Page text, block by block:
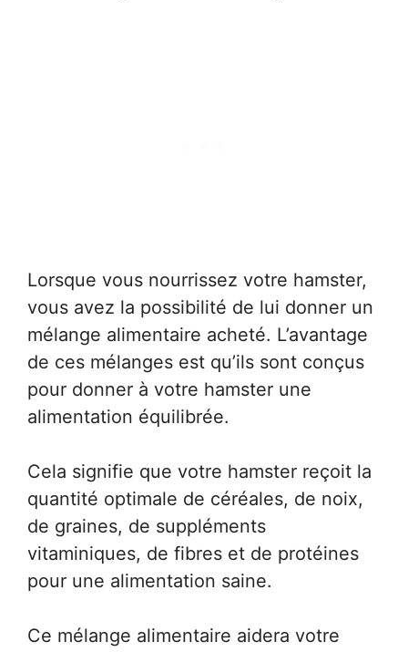
Lorsque vous nourrissez votre hamster,
vous avez la possibilité de lui donner un
mélange alimentaire acheté. L’avantage
de ces mélanges est qu’ils sont conçus
pour donner à votre hamster une
alimentation équilibrée.
Cela signifie que votre hamster reçoit la
quantité optimale de céréales, de noix,
de graines, de suppléments
vitaminiques, de fibres et de protéines
pour une alimentation saine.
Ce mélange alimentaire aidera votre